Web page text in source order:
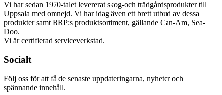
Vi har sedan 1970-talet levererat skog-och trädgårdsprodukter till
Uppsala med omnejd. Vi har idag även ett brett utbud av dessa
produkter samt BRP:s produktsortiment, gällande Can-Am, Sea-
Doo.
Vi är certifierad serviceverkstad.
Socialt
Följ oss för att få de senaste uppdateringarna, nyheter och
spännande innehåll.